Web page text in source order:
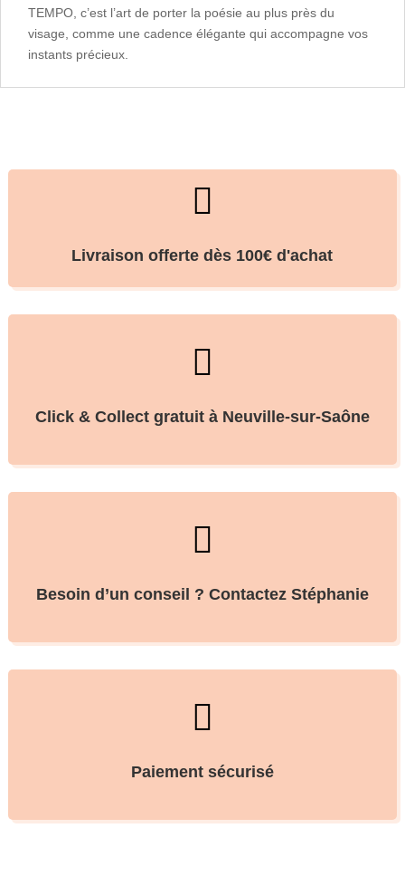
TEMPO, c’est l’art de porter la poésie au plus près du
visage, comme une cadence élégante qui accompagne vos
instants précieux.

Livraison offerte dès 100€ d'achat

Click & Collect gratuit à Neuville-sur-Saône

Besoin d’un conseil ? Contactez Stéphanie

Paiement sécurisé